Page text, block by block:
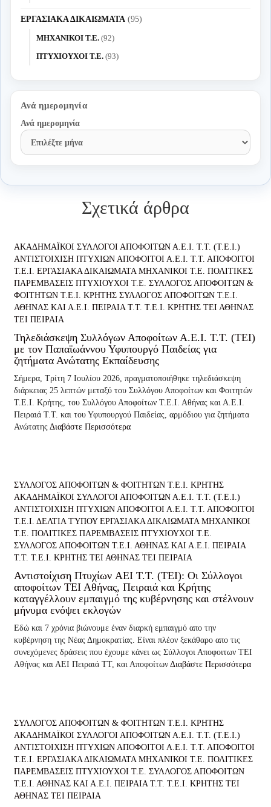
ΕΡΓΑΣΙΑΚΑ ΔΙΚΑΙΩΜΑΤΑ (95)
ΜΗΧΑΝΙΚΟΙ Τ.Ε. (92)
ΠΤΥΧΙΟΥΧΟΙ Τ.Ε. (93)
Ανά ημερομηνία
Ανά ημερομηνία
Σχετικά άρθρα
ΑΚΑΔΗΜΑΪΚΟΙ ΣΥΛΛΟΓΟΙ ΑΠΟΦΟΙΤΩΝ Α.Ε.Ι. Τ.Τ. (Τ.Ε.Ι.)
ΑΝΤΙΣΤΟΙΧΙΣΗ ΠΤΥΧΙΩΝ ΑΠΟΦΟΙΤΟΙ Α.Ε.Ι. Τ.Τ. ΑΠΟΦΟΙΤΟΙ
Τ.Ε.Ι.
ΕΡΓΑΣΙΑΚΑ ΔΙΚΑΙΩΜΑΤΑ ΜΗΧΑΝΙΚΟΙ Τ.Ε.
ΠΟΛΙΤΙΚΕΣ
ΠΑΡΕΜΒΑΣΕΙΣ ΠΤΥΧΙΟΥΧΟΙ Τ.Ε.
ΣΥΛΛΟΓΟΣ ΑΠΟΦΟΙΤΩΝ &
ΦΟΙΤΗΤΩΝ Τ.Ε.Ι. ΚΡΗΤΗΣ ΣΥΛΛΟΓΟΣ ΑΠΟΦΟΙΤΩΝ Τ.Ε.Ι.
ΑΘΗΝΑΣ ΚΑΙ Α.Ε.Ι. ΠΕΙΡΑΙΑ Τ.Τ. Τ.Ε.Ι. ΚΡΗΤΗΣ ΤΕΙ ΑΘΗΝΑΣ
ΤΕΙ ΠΕΙΡΑΙΑ
Τηλεδιάσκεψη Συλλόγων Αποφοίτων Α.Ε.Ι. Τ.Τ. (ΤΕΙ)
με τον Παπαϊωάννου Υφυπουργό Παιδείας για
ζητήματα Ανώτατης Εκπαίδευσης
Σήμερα, Τρίτη 7 Ιουλίου 2026, πραγματοποιήθηκε τηλεδιάσκεψη
διάρκειας 25 λεπτών μεταξύ του Συλλόγου Αποφοίτων και Φοιτητών
Τ.Ε.Ι. Κρήτης, του Συλλόγου Αποφοίτων Τ.Ε.Ι. Αθήνας και Α.Ε.Ι.
Πειραιά Τ.Τ. και του Υφυπουργού Παιδείας, αρμόδιου για ζητήματα
Ανώτατης Διαβάστε Περισσότερα
ΣΥΛΛΟΓΟΣ ΑΠΟΦΟΙΤΩΝ & ΦΟΙΤΗΤΩΝ Τ.Ε.Ι. ΚΡΗΤΗΣ
ΑΚΑΔΗΜΑΪΚΟΙ ΣΥΛΛΟΓΟΙ ΑΠΟΦΟΙΤΩΝ Α.Ε.Ι. Τ.Τ. (Τ.Ε.Ι.)
ΑΝΤΙΣΤΟΙΧΙΣΗ ΠΤΥΧΙΩΝ ΑΠΟΦΟΙΤΟΙ Α.Ε.Ι. Τ.Τ. ΑΠΟΦΟΙΤΟΙ
Τ.Ε.Ι. ΔΕΛΤΙΑ ΤΎΠΟΥ ΕΡΓΑΣΙΑΚΑ ΔΙΚΑΙΩΜΑΤΑ ΜΗΧΑΝΙΚΟΙ
Τ.Ε. ΠΟΛΙΤΙΚΕΣ ΠΑΡΕΜΒΑΣΕΙΣ ΠΤΥΧΙΟΥΧΟΙ Τ.Ε.
ΣΥΛΛΟΓΟΣ ΑΠΟΦΟΙΤΩΝ Τ.Ε.Ι. ΑΘΗΝΑΣ ΚΑΙ Α.Ε.Ι. ΠΕΙΡΑΙΑ
Τ.Τ. Τ.Ε.Ι. ΚΡΗΤΗΣ ΤΕΙ ΑΘΗΝΑΣ ΤΕΙ ΠΕΙΡΑΙΑ
Αντιστοίχιση Πτυχίων AEI T.T. (ΤΕΙ): Οι Σύλλογοι
αποφοίτων ΤΕΙ Αθήνας, Πειραιά και Κρήτης
καταγγέλλουν εμπαιγμό της κυβέρνησης και στέλνουν
μήνυμα ενόψει εκλογών
Εδώ και 7 χρόνια βιώνουμε έναν διαρκή εμπαιγμό απο την
κυβέρνηση της Νέας Δημοκρατίας. Είναι πλέον ξεκάθαρο απο τις
συνεχόμενες δράσεις που έχουμε κάνει ως Σύλλογοι Αποφοιτων ΤΕΙ
Αθήνας και ΑΕΙ Πειραιά ΤΤ, και Αποφοίτων Διαβάστε Περισσότερα
ΣΥΛΛΟΓΟΣ ΑΠΟΦΟΙΤΩΝ & ΦΟΙΤΗΤΩΝ Τ.Ε.Ι. ΚΡΗΤΗΣ
ΑΚΑΔΗΜΑΪΚΟΙ ΣΥΛΛΟΓΟΙ ΑΠΟΦΟΙΤΩΝ Α.Ε.Ι. Τ.Τ. (Τ.Ε.Ι.)
ΑΝΤΙΣΤΟΙΧΙΣΗ ΠΤΥΧΙΩΝ ΑΠΟΦΟΙΤΟΙ Α.Ε.Ι. Τ.Τ. ΑΠΟΦΟΙΤΟΙ
Τ.Ε.Ι. ΕΡΓΑΣΙΑΚΑ ΔΙΚΑΙΩΜΑΤΑ ΜΗΧΑΝΙΚΟΙ Τ.Ε. ΠΟΛΙΤΙΚΕΣ
ΠΑΡΕΜΒΑΣΕΙΣ ΠΤΥΧΙΟΥΧΟΙ Τ.Ε. ΣΥΛΛΟΓΟΣ ΑΠΟΦΟΙΤΩΝ
Τ.Ε.Ι. ΑΘΗΝΑΣ ΚΑΙ Α.Ε.Ι. ΠΕΙΡΑΙΑ Τ.Τ. Τ.Ε.Ι. ΚΡΗΤΗΣ ΤΕΙ
ΑΘΗΝΑΣ ΤΕΙ ΠΕΙΡΑΙΑ